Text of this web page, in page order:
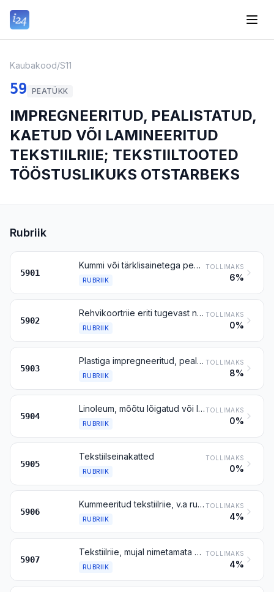
Kaubakood/S11
59 PEATÜKK
IMPREGNEERITUD, PEALISTATUD,
KAETUD VÕI LAMINEERITUD
TEKSTIILRIIE; TEKSTIILTOOTED
TÖÖSTUSLIKUKS OTSTARBEKS
Rubriik
5901
Kummi või tärklisainetega pealistatud tekstiilriie raamatute väliskaanteks jms otstarbeks; pausriie; ettevalmistatud maalimislõuend; vaheriie jms jäik kübara-alusriie
RUBRIIK
TOLLIMAKS
6%
5902
Rehvikoortriie eriti tugevast nailonlõngast või muust eriti tugevast polüamiid-, polüester- või viskooslõngast
RUBRIIK
TOLLIMAKS
0%
5903
Plastiga impregneeritud, pealistatud, kaetud või lamineeritud riie (v.a rubriiki 5902 kuuluv)
RUBRIIK
TOLLIMAKS
8%
5904
Linoleum, mõõtu lõigatud või lõikamata; põrandakatted tekstiilalusel, mõõtu lõigatud või lõikamata
RUBRIIK
TOLLIMAKS
0%
5905
Tekstiilseinakatted
RUBRIIK
TOLLIMAKS
0%
5906
Kummeeritud tekstiilriie, v.a rubriiki 5902 kuuluv
RUBRIIK
TOLLIMAKS
4%
5907
Tekstiilriie, mujal nimetamata viisil impregneeritud, pealistatud või kaetud; maalitud lõuend teatridekoratsioonideks, stuudio fooniks jms
RUBRIIK
TOLLIMAKS
4%